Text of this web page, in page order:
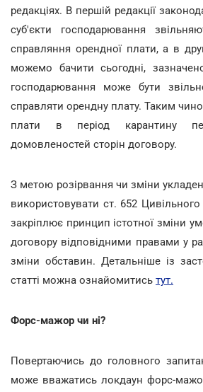
редакціях. В першій редакції
суб'єкти господарювання
справляння орендної плати, а в
можемо бачити сьогодні,
господарювання може бути
справляти орендну плату. Таким
плати в період карантину
домовленостей сторін договору.
З метою розірвання чи зміни
використовувати ст. 652
закріплює принцип істотної зміни
договору відповідними правами у
зміни обставин. Детальніше із
статті можна ознайомитись тут.
Форс-мажор чи ні?
Повертаючись до головного
може вважатись локдаун форс-